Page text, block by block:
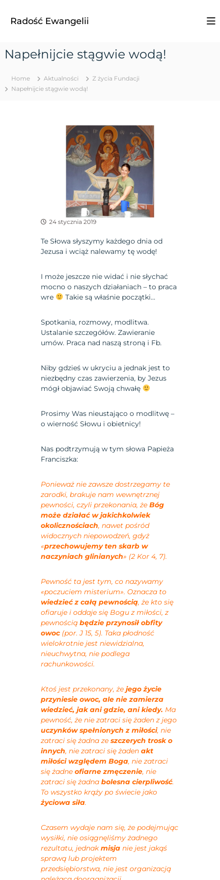
Radość Ewangelii
Napełnijcie stągwie wodą!
Home Aktualności
Z życia Fundacji
Napełnijcie stągwie wodą!
24 stycznia 2019
Te Słowa słyszymy każdego dnia od
Jezusa i wciąż nalewamy tę wodę!
I może jeszcze nie widać i nie słychać
mocno o naszych działaniach – to praca
wre
Takie są właśnie początki…
Spotkania, rozmowy, modlitwa.
Ustalanie szczegółów. Zawieranie
umów. Praca nad naszą stroną i Fb.
Niby gdzieś w ukryciu a jednak jest to
niezbędny czas zawierzenia, by Jezus
mógł objawiać Swoją chwałę
Prosimy Was nieustająco o modlitwę –
o wierność Słowu i obietnicy!
Nas podtrzymują w tym słowa Papieża
Franciszka:
Ponieważ nie zawsze dostrzegamy te
zarodki, brakuje nam wewnętrznej
pewności, czyli przekonania, żeBóg
może działać w jakichkolwiek
okolicznościach, nawet pośród
widocznych niepowodzeń, gdyż
«przechowujemy ten skarb w
naczyniach glinianych» (2 Kor 4, 7).
Pewność ta jest tym, co nazywamy
«poczuciem misterium». Oznacza to
wiedzieć z całą pewnością, że kto się
ofiaruje i oddaje się Bogu z miłości, z
pewnościąbędzie przynosił obfity
owoc(por. J 15, 5). Taka płodność
wielokrotnie jest niewidzialna,
nieuchwytna, nie podlega
rachunkowości.
Ktoś jest przekonany, żejego życie
przyniesie owoc, ale nie zamierza
wiedzieć, jak ani gdzie, ani kiedy. Ma
pewność, że nie zatraci się żaden z jego
uczynków spełnionych z miłości, nie
zatraci się żadna zeszczerych trosk o
innych, nie zatraci się żadenakt
miłości względem Boga, nie zatraci
się żadneofiarne zmęczenie, nie
zatraci się żadnabolesna cierpliwość.
To wszystko krąży po świecie jako
życiowa siła.
Czasem wydaje nam się, że podejmując
wysiłki, nie osiągnęliśmy żadnego
rezultatu, jednakmisja nie jest jakąś
sprawą lub projektem
przedsiębiorstwa, nie jest organizacją